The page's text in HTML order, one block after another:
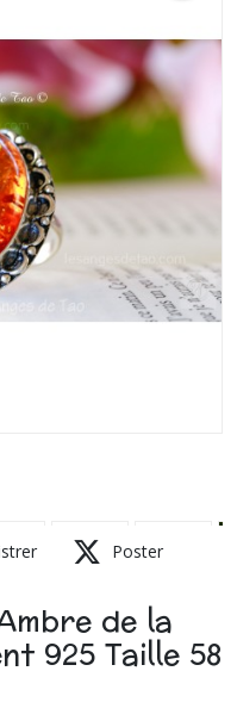
Poster
de la
925 Taille 58